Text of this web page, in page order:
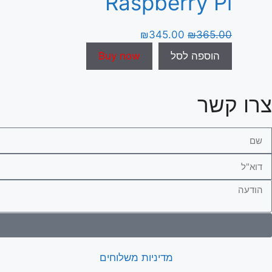
₪365.00
₪345.00
הוספה לסל
Buy now
צרו קשר
מדיניות משלוחים